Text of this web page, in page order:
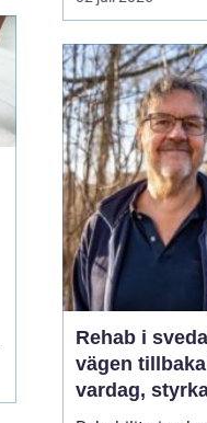
det svårt att
energin från allt
annars brukar
roligt. Många
successivt vid
och tänker att
Rehab i
vägen tillbaka
vardag,
balans